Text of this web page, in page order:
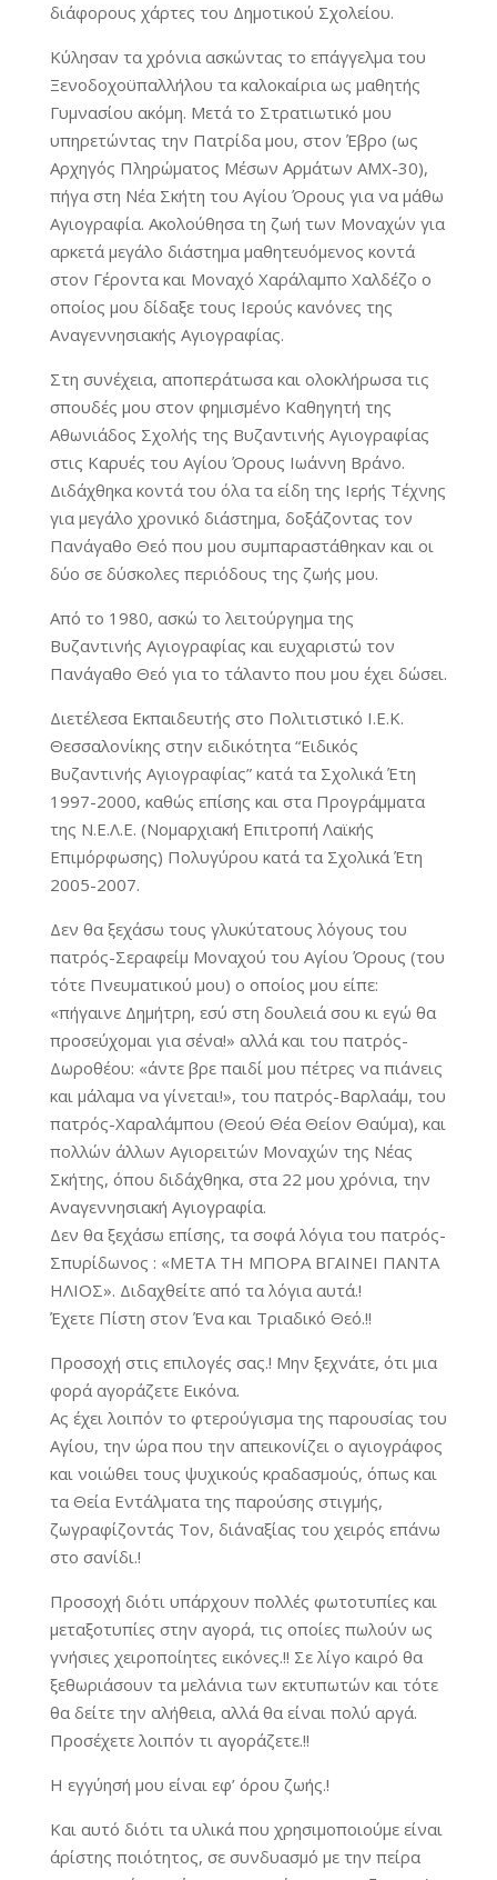
διάφορους χάρτες του Δημοτικού Σχολείου.
Κύλησαν τα χρόνια ασκώντας το επάγγελμα του
Ξενοδοχοϋπαλλήλου τα καλοκαίρια ως μαθητής
Γυμνασίου ακόμη. Μετά το Στρατιωτικό μου
υπηρετώντας την Πατρίδα μου, στον Έβρο (ως
Αρχηγός Πληρώματος Μέσων Αρμάτων ΑΜΧ-30),
πήγα στη Νέα Σκήτη του Αγίου Όρους για να μάθω
Αγιογραφία. Ακολούθησα τη ζωή των Μοναχών για
αρκετά μεγάλο διάστημα μαθητευόμενος κοντά
στον Γέροντα και Μοναχό Χαράλαμπο Χαλδέζο ο
οποίος μου δίδαξε τους Ιερούς κανόνες της
Αναγεννησιακής Αγιογραφίας.
Στη συνέχεια, αποπεράτωσα και ολοκλήρωσα τις
σπουδές μου στον φημισμένο Καθηγητή της
Αθωνιάδος Σχολής της Βυζαντινής Αγιογραφίας
στις Καρυές του Αγίου Όρους Ιωάννη Βράνο.
Διδάχθηκα κοντά του όλα τα είδη της Ιερής Τέχνης
για μεγάλο χρονικό διάστημα, δοξάζοντας τον
Πανάγαθο Θεό που μου συμπαραστάθηκαν και οι
δύο σε δύσκολες περιόδους της ζωής μου.
Από το 1980, ασκώ το λειτούργημα της
Βυζαντινής Αγιογραφίας και ευχαριστώ τον
Πανάγαθο Θεό για το τάλαντο που μου έχει δώσει.
Διετέλεσα Εκπαιδευτής στο Πολιτιστικό Ι.Ε.Κ.
Θεσσαλονίκης στην ειδικότητα “Ειδικός
Βυζαντινής Αγιογραφίας” κατά τα Σχολικά Έτη
1997-2000, καθώς επίσης και στα Προγράμματα
της Ν.Ε.Λ.Ε. (Νομαρχιακή Επιτροπή Λαϊκής
Επιμόρφωσης) Πολυγύρου κατά τα Σχολικά Έτη
2005-2007.
Δεν θα ξεχάσω τους γλυκύτατους λόγους του
πατρός-Σεραφείμ Μοναχού του Αγίου Όρους (του
τότε Πνευματικού μου) ο οποίος μου είπε:
«πήγαινε Δημήτρη, εσύ στη δουλειά σου κι εγώ θα
προσεύχομαι για σένα!» αλλά και του πατρός-
Δωροθέου: «άντε βρε παιδί μου πέτρες να πιάνεις
και μάλαμα να γίνεται!», του πατρός-Βαρλαάμ, του
πατρός-Χαραλάμπου (Θεού Θέα Θείον Θαύμα), και
πολλών άλλων Αγιορειτών Μοναχών της Νέας
Σκήτης, όπου διδάχθηκα, στα 22 μου χρόνια, την
Αναγεννησιακή Αγιογραφία.
Δεν θα ξεχάσω επίσης, τα σοφά λόγια του πατρός-
Σπυρίδωνος : «ΜΕΤΑ ΤΗ ΜΠΟΡΑ ΒΓΑΙΝΕΙ ΠΑΝΤΑ
ΗΛΙΟΣ». Διδαχθείτε από τα λόγια αυτά.!
Έχετε Πίστη στον Ένα και Τριαδικό Θεό.!!
Προσοχή στις επιλογές σας.! Μην ξεχνάτε, ότι μια
φορά αγοράζετε Εικόνα.
Ας έχει λοιπόν το φτερούγισμα της παρουσίας του
Αγίου, την ώρα που την απεικονίζει ο αγιογράφος
και νοιώθει τους ψυχικούς κραδασμούς, όπως και
τα Θεία Εντάλματα της παρούσης στιγμής,
ζωγραφίζοντάς Τον, δι΄αναξίας του χειρός επάνω
στο σανίδι.!
Προσοχή διότι υπάρχουν πολλές φωτοτυπίες και
μεταξοτυπίες στην αγορά, τις οποίες πωλούν ως
γνήσιες χειροποίητες εικόνες.!! Σε λίγο καιρό θα
ξεθωριάσουν τα μελάνια των εκτυπωτών και τότε
θα δείτε την αλήθεια, αλλά θα είναι πολύ αργά.
Προσέχετε λοιπόν τι αγοράζετε.!!
Η εγγύησή μου είναι εφ’ όρου ζωής.!
Και αυτό διότι τα υλικά που χρησιμοποιούμε είναι
άρίστης ποιότητος, σε συνδυασμό με την πείρα